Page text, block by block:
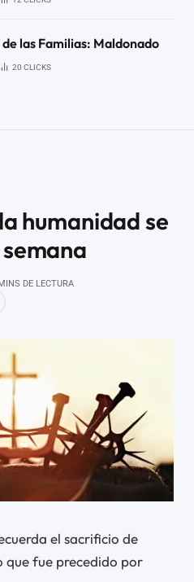
las Familias: Maldonado
20 CLICKS
humanidad se
DE LECTURA
el sacrificio de
que fue precedido por